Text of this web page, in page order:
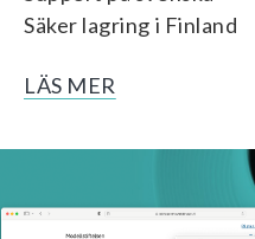
Säker lagring i Finland
LÄS MER